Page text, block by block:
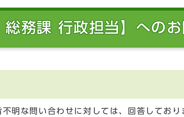
総務課 行政担当】への
明な問い合わせに対しては、回答しており